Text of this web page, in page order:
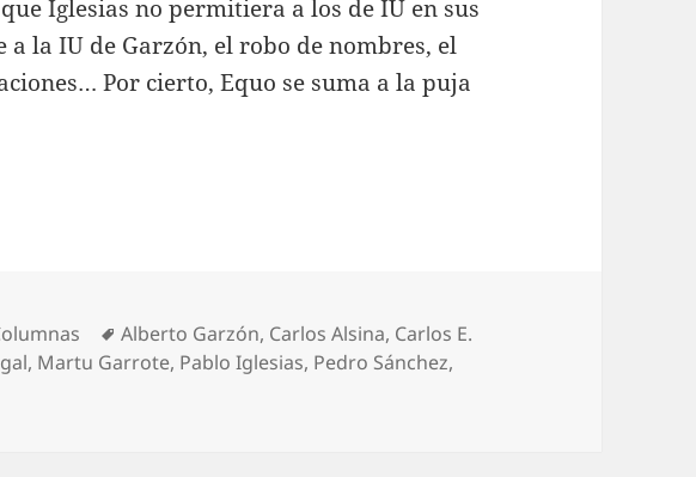
Iglesias no permitiera a los de IU en sus
a la IU de Garzón, el robo de nombres, el
Por cierto, Equo se suma a la puja
Etiquetas
Alberto Garzón, Carlos Alsina, Carlos E.
, Martu Garrote, Pablo Iglesias, Pedro Sánchez,